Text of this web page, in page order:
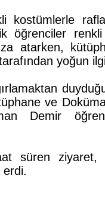
kostümlerle
öğrenciler
atarken,
yoğun
ve
Demir
süren ziyaret,
erdi.